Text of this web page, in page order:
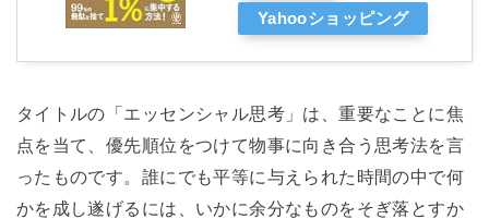
Yahooショッピング
タイトルの「エッセンシャル思考」は、重要なことに焦
点を当て、優先順位をつけて物事に向き合う思考法を言
ったものです。誰にでも平等に与えられた時間の中で何
かを成し遂げるには、いかに余分なものをそぎ落とすか